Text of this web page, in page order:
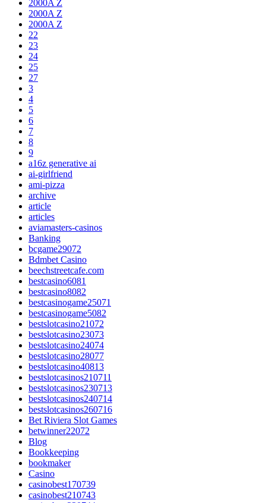
2000A Z
2000A Z
2000A Z
22
23
24
25
27
3
4
5
6
7
8
9
a16z generative ai
ai-girlfriend
ami-pizza
archive
article
articles
aviamasters-casinos
Banking
bcgame29072
Bdmbet Casino
beechstreetcafe.com
bestcasino6081
bestcasino8082
bestcasinogame25071
bestcasinogame5082
bestslotcasino21072
bestslotcasino23073
bestslotcasino24074
bestslotcasino28077
bestslotcasino40813
bestslotcasinos210711
bestslotcasinos230713
bestslotcasinos240714
bestslotcasinos260716
Bet Riviera Slot Games
betwinner22072
Blog
Bookkeeping
bookmaker
Casino
casinobest170739
casinobest210743